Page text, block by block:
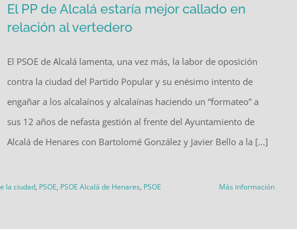
El PP de Alcalá estaría mejor callado en
relación al vertedero
El PSOE de Alcalá lamenta, una vez más, la labor de oposición
contra la ciudad del Partido Popular y su enésimo intento de
engañar a los alcalaínos y alcalaínas haciendo un “formateo” a
sus 12 años de nefasta gestión al frente del Ayuntamiento de
Alcalá de Henares con Bartolomé González y Javier Bello a la [...]
la ciudad, PSOE, PSOE Alcalá de Henares, PSOE
Más información